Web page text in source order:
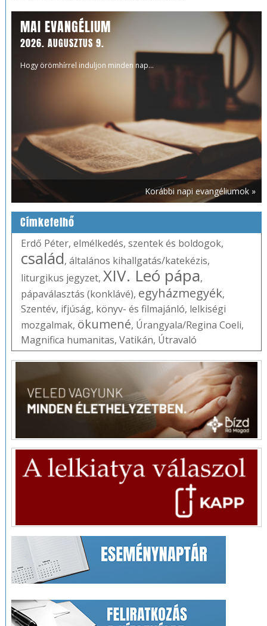
MAI EVANGÉLIUM
2026. AUGUSZTUS 9.
Hogy örömhírrel induljon minden nap...
Korábbi napi evangéliumok »
Címkefelhő
Erdő Péter, elmélkedés, szentek és boldogok,
család, általános kihallgatás/katekézis,
liturgikus jegyzet, XIV. Leó pápa,
pápaválasztás (konklávé), egyházmegyék,
Szentév, ifjúság, könyv- és filmajánló, lelkiségi
mozgalmak, ökumené, Úrangyala/Regina Coeli,
Magnifica humanitas, Vatikán, Útravaló